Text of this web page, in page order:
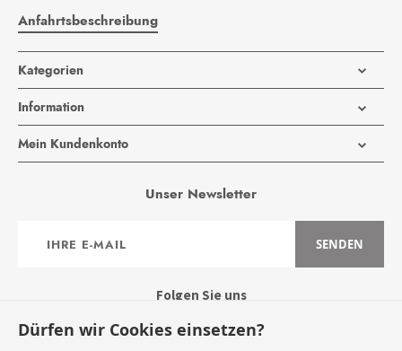
Anfahrtsbeschreibung
Kategorien
Information
Mein Kundenkonto
Unser Newsletter
zum
SENDEN
Folgen Sie uns
Dürfen wir Cookies einsetzen?